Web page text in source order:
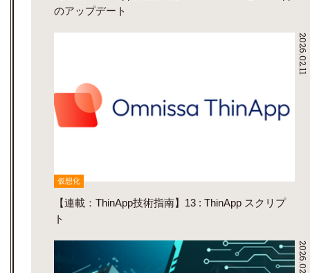
のアップデート
2026.02.11
仮想化
【連載：ThinApp技術指南】13 : ThinApp スクリプ
ト
2026.02.10